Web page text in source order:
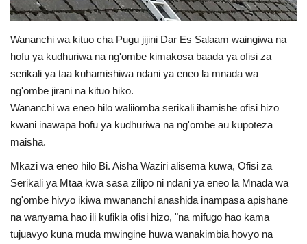
Portuguese Spanish Arabic
Wananchi wa kituo cha Pugu jijini Dar Es Salaam waingiwa na
hofu ya kudhuriwa na ng'ombe kimakosa baada ya ofisi za
serikali ya taa kuhamishiwa ndani ya eneo la mnada wa
ng'ombe jirani na kituo hiko.
Wananchi wa eneo hilo waliiomba serikali ihamishe ofisi hizo
kwani inawapa hofu ya kudhuriwa na ng'ombe au kupoteza
maisha.
Mkazi wa eneo hilo Bi. Aisha Waziri alisema kuwa, Ofisi za
Serikali ya Mtaa kwa sasa zilipo ni ndani ya eneo la Mnada wa
ng'ombe hivyo ikiwa mwananchi anashida inampasa apishane
na wanyama hao ili kufikia ofisi hizo, "na mifugo hao kama
tujuavyo kuna muda mwingine huwa wanakimbia hovyo na